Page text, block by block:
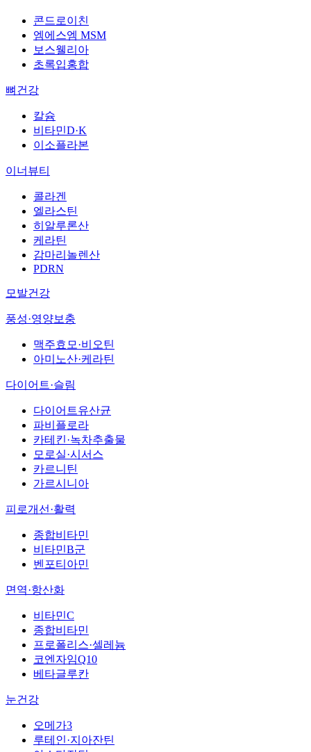
콘드로이친
엠에스엠 MSM
보스웰리아
초록입홍합
뼈건강
칼슘
비타민D·K
이소플라본
이너뷰티
콜라겐
엘라스틴
히알루론산
케라틴
감마리놀렌산
PDRN
모발건강
풍성·영양보충
맥주효모·비오틴
아미노산·케라틴
다이어트·슬림
다이어트유산균
파비플로라
카테킨·녹차추출물
모로실·시서스
카르니틴
가르시니아
피로개선·활력
종합비타민
비타민B군
벤포티아민
면역·항산화
비타민C
종합비타민
프로폴리스·셀레늄
코엔자임Q10
베타글루칸
눈건강
오메가3
루테인·지아잔틴